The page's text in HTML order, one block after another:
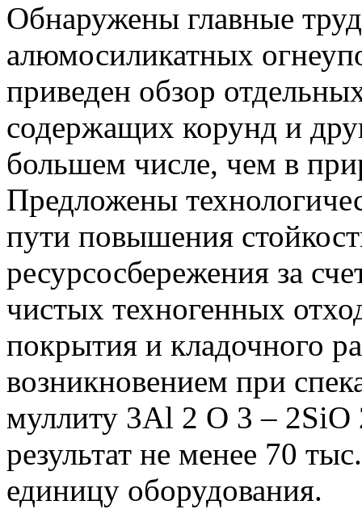
Обнаружены главные
алюмосиликатных
приведен обзор
содержащих корунд и
большем числе, чем в
Предложены
пути повышения
ресурсосбережения за
чистых техногенных
покрытия и кладочного
возникновением при
муллиту 3Al 2 О 3 – 2SiО
результат не менее 70 тыс.
единицу оборудования.